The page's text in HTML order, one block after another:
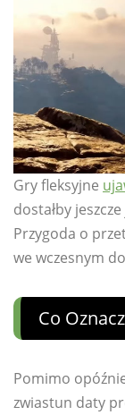
Gry fleksyjne
dostałby
Przygoda o
we wczesnym
Co
Pomimo
zwiastun daty